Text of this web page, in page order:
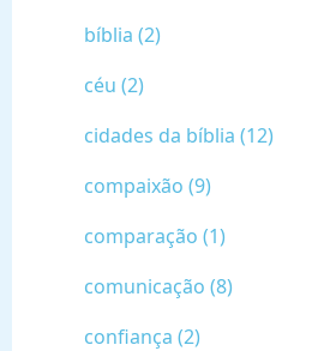
bíblia (2)
céu (2)
cidades da bíblia (12)
compaixão (9)
comparação (1)
comunicação (8)
confiança (2)